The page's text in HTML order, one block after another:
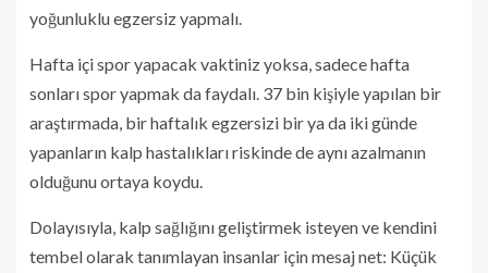
yoğunluklu egzersiz yapmalı.
Hafta içi spor yapacak vaktiniz yoksa, sadece hafta
sonları spor yapmak da faydalı. 37 bin kişiyle yapılan bir
araştırmada, bir haftalık egzersizi bir ya da iki günde
yapanların kalp hastalıkları riskinde de aynı azalmanın
olduğunu ortaya koydu.
Dolayısıyla, kalp sağlığını geliştirmek isteyen ve kendini
tembel olarak tanımlayan insanlar için mesaj net: Küçük